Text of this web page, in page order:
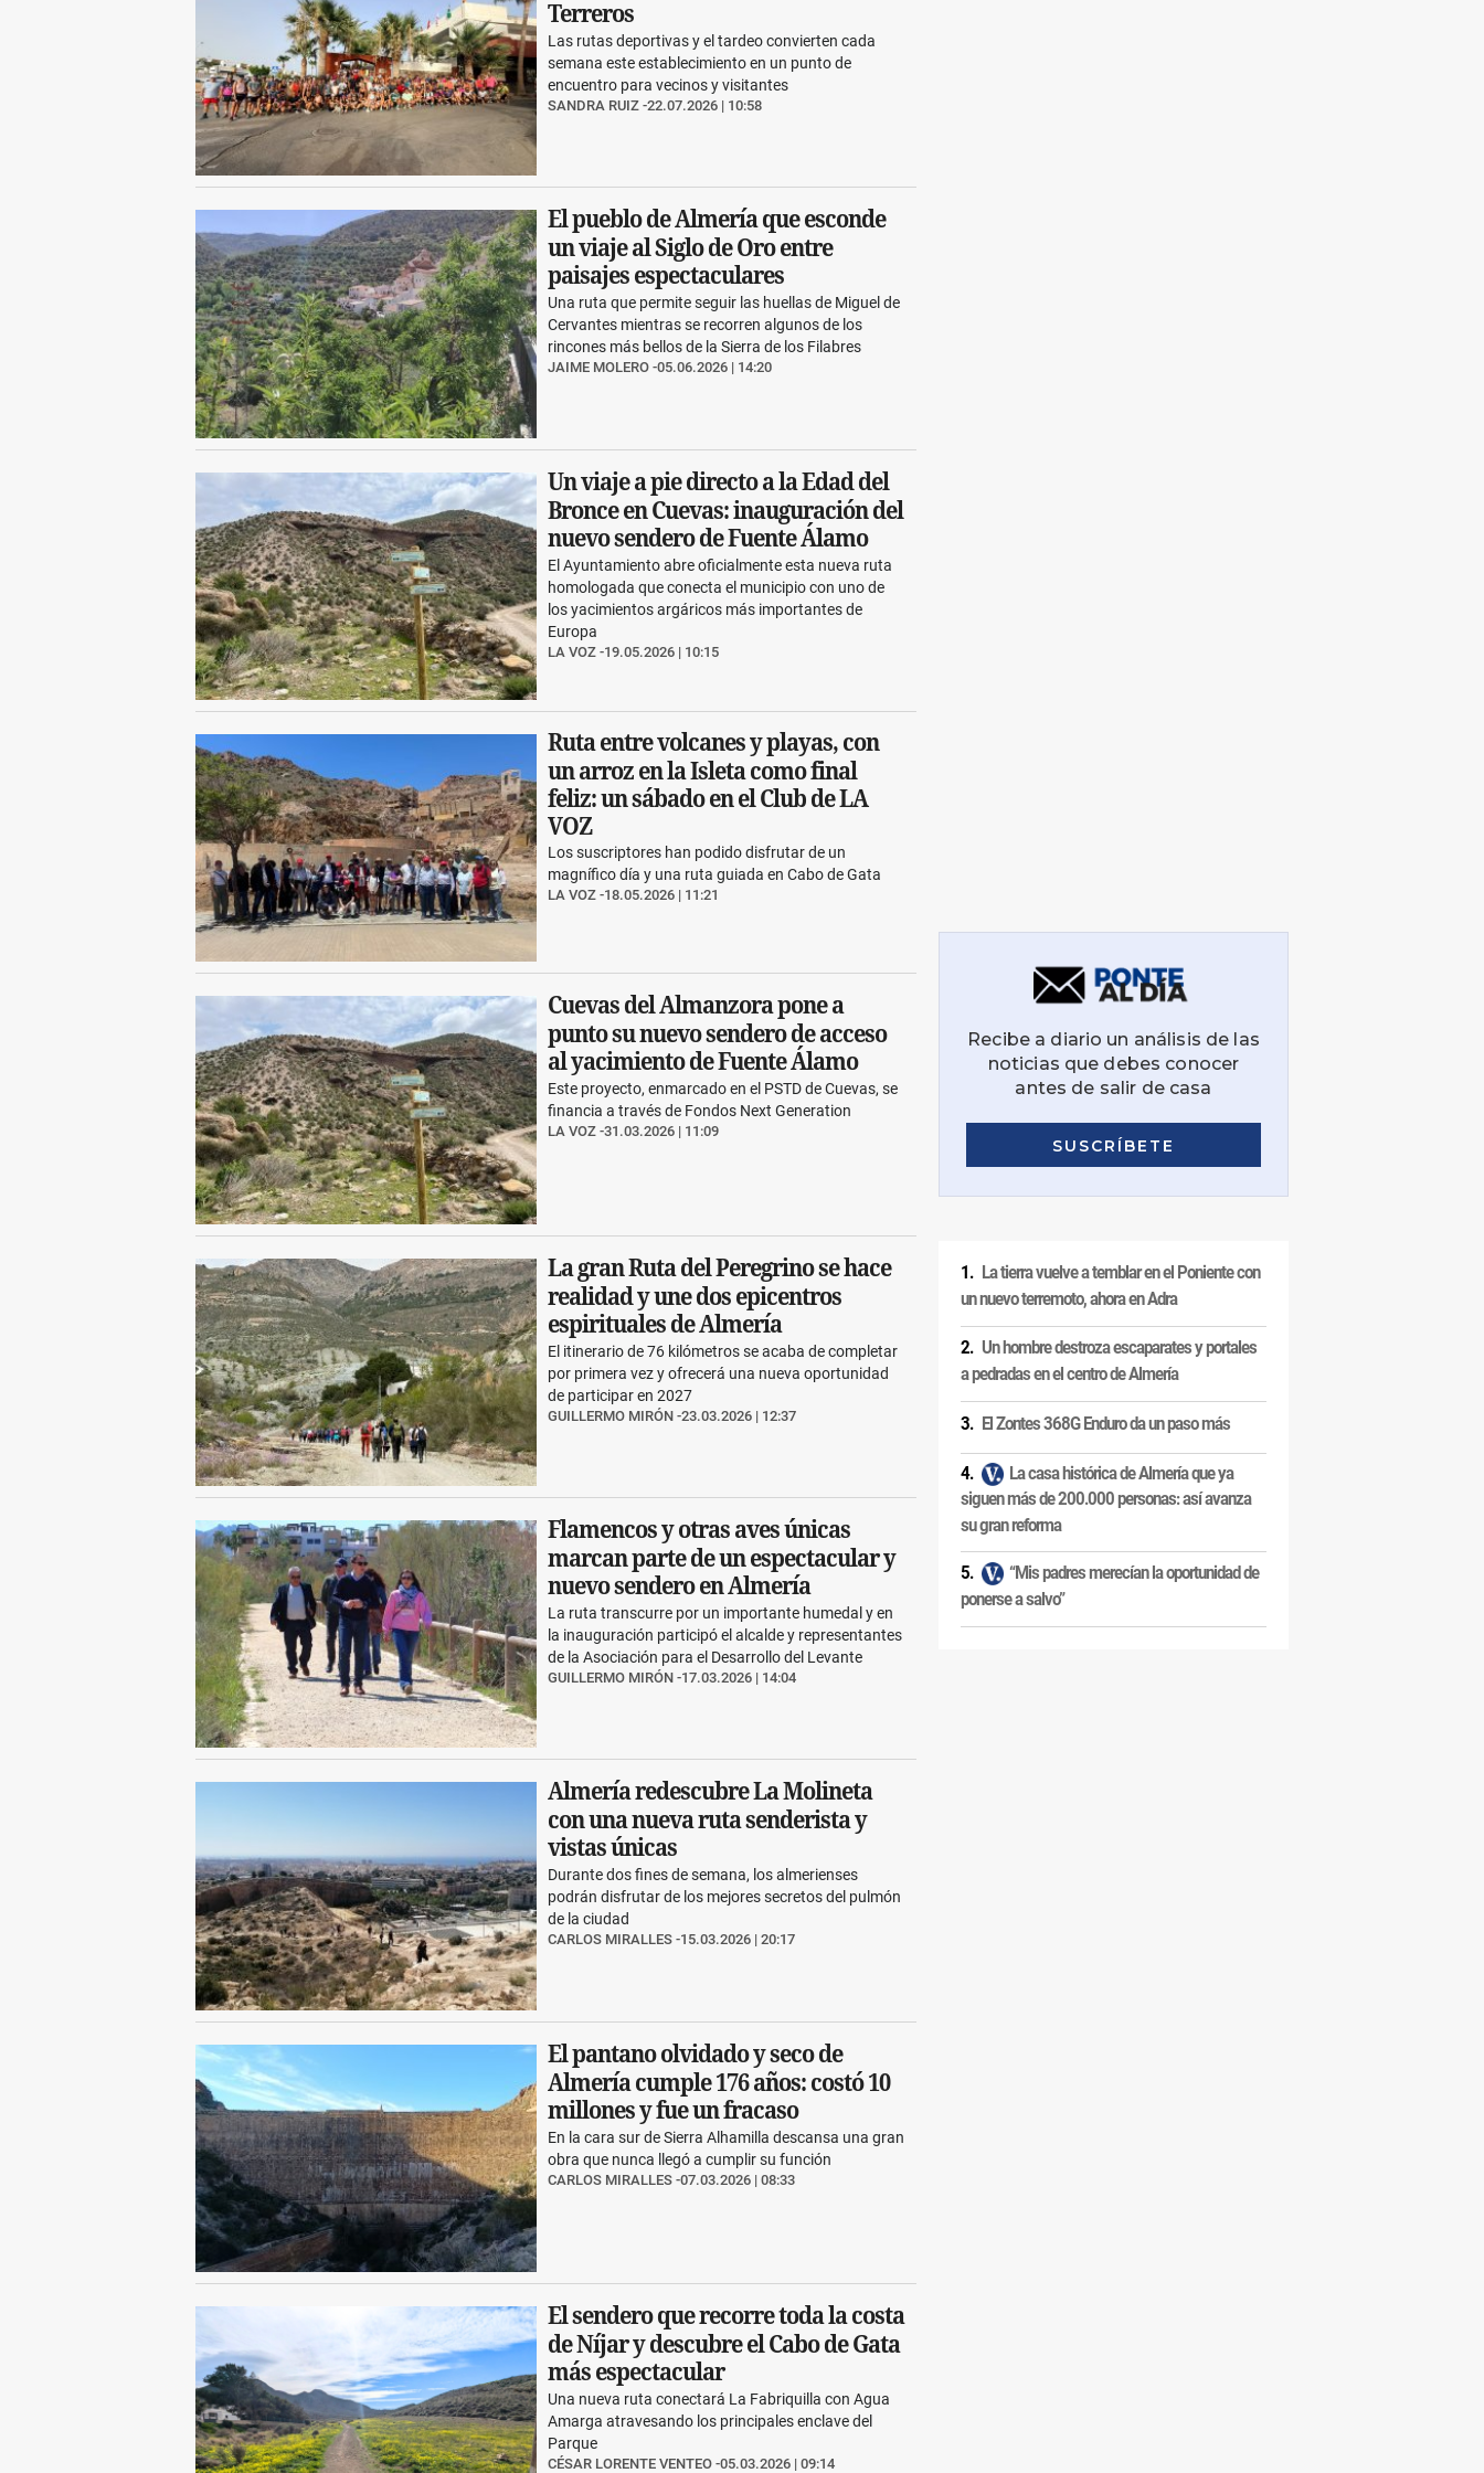
Terreros
SANDRA RUIZ 22.07.2026 | 10:58
Las rutas deportivas y el tardeo convierten cada
semana este establecimiento en un punto de
encuentro para vecinos y visitantes
El pueblo de Almería que esconde
un viaje al Siglo de Oro entre
paisajes espectaculares
JAIME MOLERO 05.06.2026 | 14:20
Una ruta que permite seguir las huellas de Miguel de
Cervantes mientras se recorren algunos de los
rincones más bellos de la Sierra de los Filabres
Un viaje a pie directo a la Edad del
Bronce en Cuevas: inauguración del
nuevo sendero de Fuente Álamo
LA VOZ 19.05.2026 | 10:15
El Ayuntamiento abre oficialmente esta nueva ruta
homologada que conecta el municipio con uno de
los yacimientos argáricos más importantes de
Europa
Ruta entre volcanes y playas, con
un arroz en la Isleta como final
feliz: un sábado en el Club de LA
VOZ
LA VOZ 18.05.2026 | 11:21
Los suscriptores han podido disfrutar de un
magnífico día y una ruta guiada en Cabo de Gata
Cuevas del Almanzora pone a
punto su nuevo sendero de acceso
al yacimiento de Fuente Álamo
LA VOZ 31.03.2026 | 11:09
Este proyecto, enmarcado en el PSTD de Cuevas, se
financia a través de Fondos Next Generation
La gran Ruta del Peregrino se hace
realidad y une dos epicentros
espirituales de Almería
GUILLERMO MIRÓN 23.03.2026 | 12:37
El itinerario de 76 kilómetros se acaba de completar
por primera vez y ofrecerá una nueva oportunidad
de participar en 2027
Flamencos y otras aves únicas
marcan parte de un espectacular y
nuevo sendero en Almería
GUILLERMO MIRÓN 17.03.2026 | 14:04
La ruta transcurre por un importante humedal y en
la inauguración participó el alcalde y representantes
de la Asociación para el Desarrollo del Levante
Almería redescubre La Molineta
con una nueva ruta senderista y
vistas únicas
CARLOS MIRALLES 15.03.2026 | 20:17
Durante dos fines de semana, los almerienses
podrán disfrutar de los mejores secretos del pulmón
de la ciudad
El pantano olvidado y seco de
Almería cumple 176 años: costó 10
millones y fue un fracaso
CARLOS MIRALLES 07.03.2026 | 08:33
En la cara sur de Sierra Alhamilla descansa una gran
obra que nunca llegó a cumplir su función
El sendero que recorre toda la costa
de Níjar y descubre el Cabo de Gata
más espectacular
CÉSAR LORENTE VENTEO 05.03.2026 | 09:14
Una nueva ruta conectará La Fabriquilla con Agua
Amarga atravesando los principales enclave del
Parque
La tierra vuelve a temblar en el Poniente con
un nuevo terremoto, ahora en Adra
Un hombre destroza escaparates y portales
a pedradas en el centro de Almería
El Zontes 368G Enduro da un paso más
La casa histórica de Almería que ya
siguen más de 200.000 personas: así avanza
su gran reforma
“Mis padres merecían la oportunidad de
ponerse a salvo”